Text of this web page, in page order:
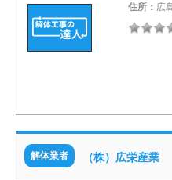
住所： 広
解体業者 （株）広栄産業